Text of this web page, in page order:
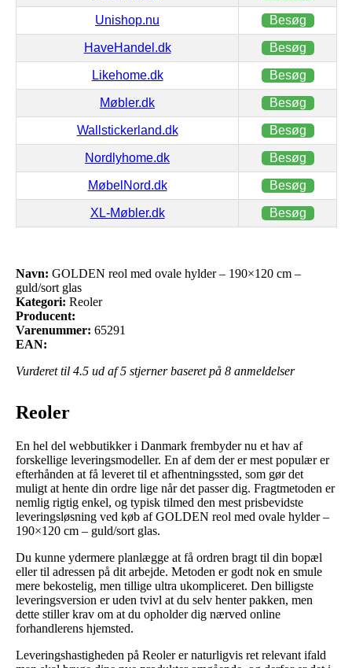
Unishop.nu Besøg
HaveHandel.dk Besøg
Likehome.dk Besøg
Møbler.dk Besøg
Wallstickerland.dk Besøg
Nordlyhome.dk Besøg
MøbelNord.dk Besøg
XL-Møbler.dk Besøg
Navn: GOLDEN reol med ovale hylder – 190×120 cm –
guld/sort glas
Kategori: Reoler
Producent:
Varenummer: 65291
EAN:
Vurderet til 4.5 ud af 5 stjerner baseret på 8 anmeldelser
Reoler
En hel del webbutikker i Danmark frembyder nu et hav af
forskellige leveringsmodeller. En af dem der er mest populær er
efterhånden at få leveret til et afhentningssted, som gør det
muligt at hente din ordre lige når det passer dig. Fragtmetoden er
nemlig rigtig enkel, og typisk tilmed den mest prisbevidste
leveringsløsning ved køb af GOLDEN reol med ovale hylder –
190×120 cm – guld/sort glas.
Du kunne ydermere planlægge at få ordren bragt til din bopæl
eller til adressen på dit arbejde. Metoden er godt nok en smule
mere bekostelig, men tillige ultra ukompliceret. Den billigste
leveringsversion er uden tvivl at du selv henter pakken, men
dette stiller krav om at du opholder dig nærved online
forhandlerens hjemsted.
Leveringshastigheden på Reoler er naturligvis ret relevant ifald